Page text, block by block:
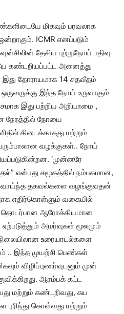
மிகவும் பரவலாக
ICMR எனப்படும்
தேசிய புற்றுநோய் பதிவு
கண்டறியப்பட்ட அனைத்து
இது தோராயமாக 14 சதவீதம்
இந்த நோய் உருவாகும்
இது பற்றிய அறியாமை ,
நேரத்தில் நோயை
கிடைக்காதது மற்றும்
வழக்குகள்.. நோய்
‘முன்னரே
என்பது சமூகத்தில் நம்பகமான,
வாய்ந்த தகவல்களை வழங்குவதன்
எதிர்கொள்ளும் வகையில்
தொடர்பான ஆரோக்கியமான
அமர்வுகள் மூலமும்
நிலையிலான உரையாடல்களை
.. இந்த முயற்சி பெண்கள்
விழிப்புணர்வுடனும் முன்
ஆரம்பக் கட்ட
மற்றும் கண்டறிவது, சுய
கொள்வது மற்றும்